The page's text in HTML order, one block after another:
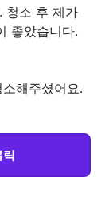
청소 후 제가
좋았습니다.
해주셨어요.